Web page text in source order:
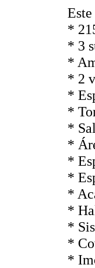
*
* 3
*
* 2
*
*
*
*
*
*
*
*
*
*
*